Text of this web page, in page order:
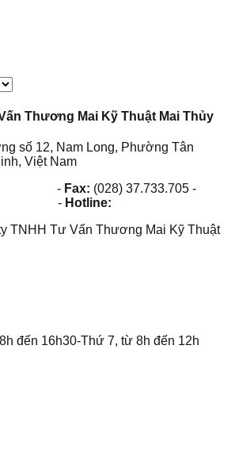
Thương Mai Kỹ Thuật Mai Thủy
số 12, Nam Long, Phường Tân
Việt Nam
- Fax: (028) 37.733.705 -
- Hotline:
TNHH Tư Vấn Thương Mai Kỹ Thuật
đến 16h30-Thứ 7, từ 8h đến 12h